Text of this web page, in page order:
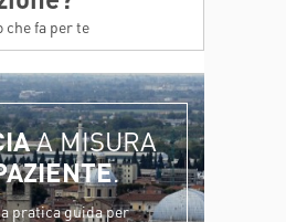
fa per te
A MISURA
.
pratica guida per